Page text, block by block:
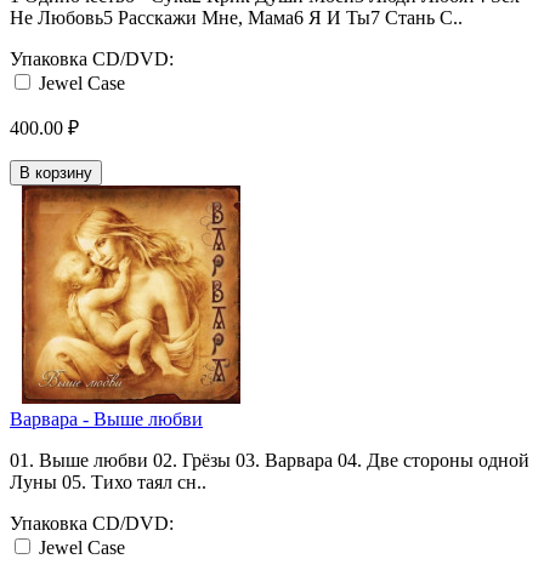
Не Любовь5 Расскажи Мне, Мама6 Я И Ты7 Стань С..
Упаковка CD/DVD:
Jewel Case
400.00 ₽
В корзину
Варвара - Выше любви
01. Выше любви 02. Грёзы 03. Варвара 04. Две стороны одной
Луны 05. Тихо таял сн..
Упаковка CD/DVD:
Jewel Case